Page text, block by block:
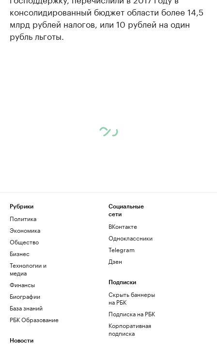
консолидированный бюджет области более 14,5
млрд рублей налогов, или 10 рублей на один
рубль льготы.
Рубрики
Политика
Экономика
Общество
Бизнес
Технологии и
медиа
Финансы
Биографии
База знаний
РБК Образование
Новости
Социальные
сети
ВКонтакте
Одноклассники
Telegram
Дзен
Подписки
Скрыть баннеры
на РБК
Подписка на РБК
Корпоративная
подписка